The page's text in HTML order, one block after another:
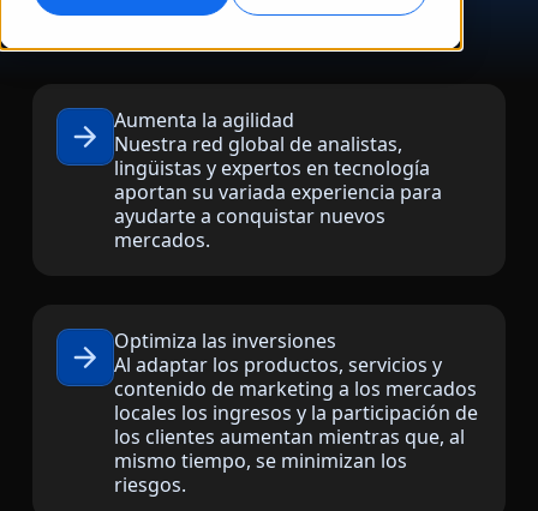
Transcripción
Convierta audio en acción
Servicios de Datos
Todas las soluciones
Soluciones por Industria
Ciencias de la Vida
Servicios de datos de IA
Potencia la IA con datos de calidad
Conoce a Lia
Traducción de IA rápida, inteligente y escalable
Dominar la traducción con IA para marcas
Carreras
Construye tu futuro con nosotros
Aumenta la agilidad
Nuestra red global de analistas,
lingüistas y expertos en tecnología
aportan su variada experiencia para
ayudarte a conquistar nuevos
mercados.
Optimiza las inversiones
Al adaptar los productos, servicios y
contenido de marketing a los mercados
locales los ingresos y la participación de
los clientes aumentan mientras que, al
mismo tiempo, se minimizan los
riesgos.